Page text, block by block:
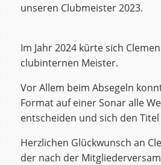
unseren Clubmeister 2023.
Im Jahr 2024 kürte sich
clubinternen Meister.
Vor Allem beim Absegeln
Format auf einer Sonar alle
entscheiden und sich den
Herzlichen Glückwunsch an
der nach der